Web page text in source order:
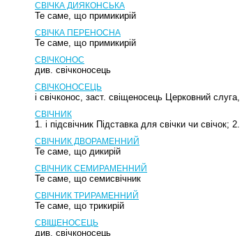
СВІЧКА ДИЯКОНСЬКА
Те саме, що примикирій
СВІЧКА ПЕРЕНОСНА
Те саме, що примикирій
СВІЧКОНОС
див. свічконосець
СВІЧКОНОСЕЦЬ
і свічконос, заст. свіщеносець Церковний
СВІЧНИК
1. і підсвічник Підставка для свічки чи
СВІЧНИК ДВОРАМЕННИЙ
Те саме, що дикирій
СВІЧНИК СЕМИРАМЕННИЙ
Те саме, що семисвічник
СВІЧНИК ТРИРАМЕННИЙ
Те саме, що трикирій
СВІЩЕНОСЕЦЬ
див. свічконосець